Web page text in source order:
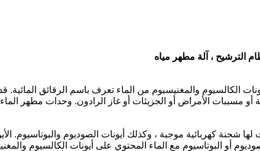
الترشيح ، آلة مطهر مياه
الكالسيوم والمغنيسيوم من الماء تعرف باسم الرقائق
أو مسببات الأمراض أو الجزيئات أو غاز الرادون. وحدات مطهر
شحنة كهربائية موجبة ، وكذلك أيونات الصوديوم والبوتاسيوم.
أو البوتاسيوم مع الماء المحتوي على أيونات الكالسيوم